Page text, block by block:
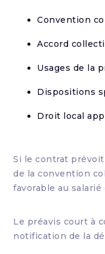
Convention
Accord
Usages de la
Dispositions
Droit local
Si le contrat
de la convention
favorable au salarié
Le préavis court à
notification de la